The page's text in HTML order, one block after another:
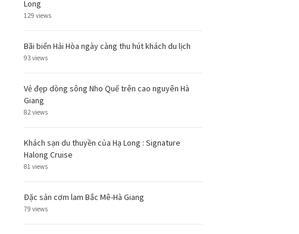
Long
129 views
Bãi biển Hải Hòa ngày càng thu hút khách du lịch
93 views
Vẻ đẹp dòng sông Nho Quế trên cao nguyên Hà
Giang
82 views
Khách sạn du thuyền của Hạ Long : Signature
Halong Cruise
81 views
Đặc sản cơm lam Bắc Mê-Hà Giang
79 views